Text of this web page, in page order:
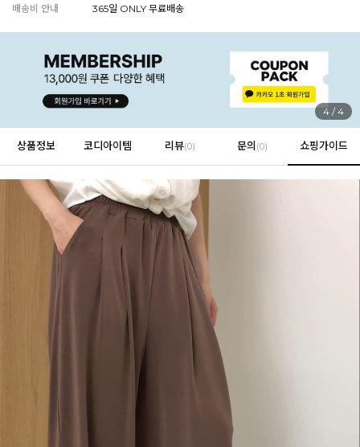
배송비 안내
365일 ONLY 무료배송
1 /4
상품정보 코디아이템 리뷰(0) 문의 (0) 쇼핑가이드